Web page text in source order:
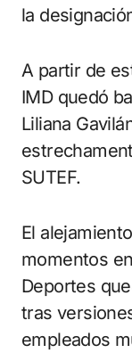
la
A partir de
IMD quedó
Liliana
SUTEF.
El
momentos
Deportes
tras
empleados